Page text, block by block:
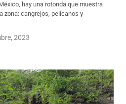
hay una rotonda que muestra
zona: cangrejos, pelícanos y
2023